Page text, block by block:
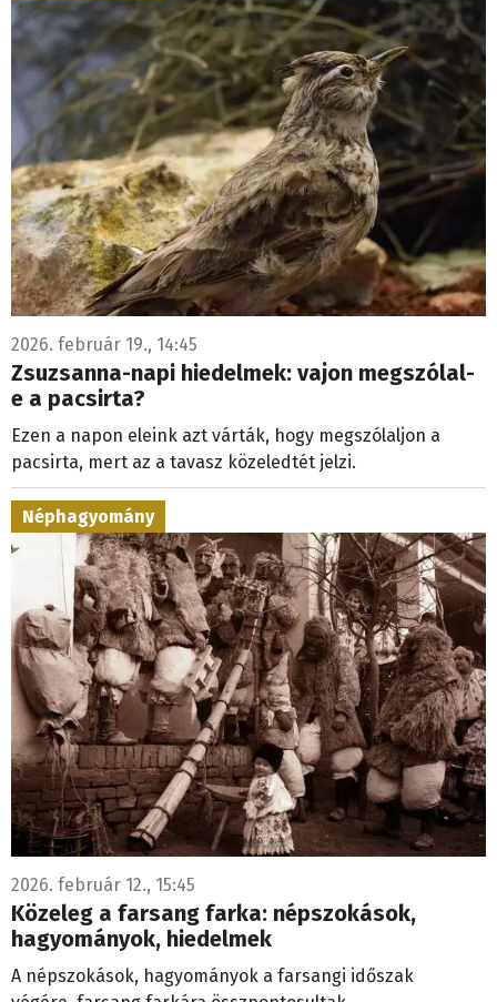
2026. február 19., 14:45
Zsuzsanna-napi hiedelmek: vajon megszólal-
e a pacsirta?
Ezen a napon eleink azt várták, hogy megszólaljon a
pacsirta, mert az a tavasz közeledtét jelzi.
Néphagyomány
2026. február 12., 15:45
Közeleg a farsang farka: népszokások,
hagyományok, hiedelmek
A népszokások, hagyományok a farsangi időszak